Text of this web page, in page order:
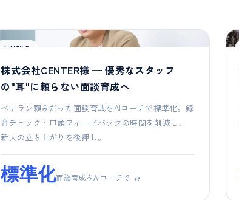
人材紹介
株式会社CENTER様 — 優秀なスタッフ
の"耳"に頼らない面談育成へ
ベテラン頼みだった面談育成をAIコーチで標準化。録
音チェック・口頭フィードバックの時間を削減し、
新人の立ち上がりを後押し。
標準化面談育成をAIコーチで